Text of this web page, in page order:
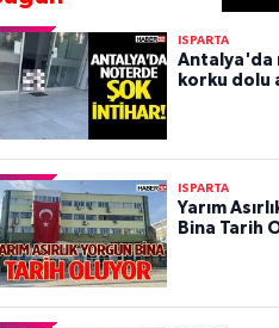
ISPARTA
Antalya'da
korku dolu
ISPARTA
Yarım
Bina Tarih